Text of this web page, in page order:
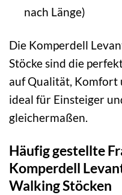
nach Länge)
Die Komperdell
Stöcke sind die
auf Qualität, Komfort
ideal für Einsteiger
gleichermaßen.
Häufig gestellte
Komperdell
Walking Stöcken